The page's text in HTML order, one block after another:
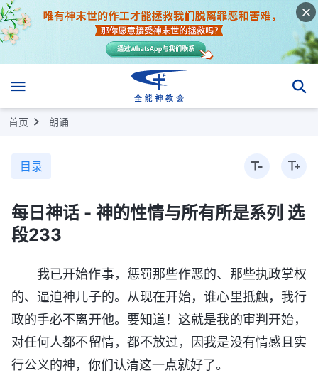
首页 朗诵
目录
每日神话 - 神的性情与所有所是系列 选
段233
我已开始作事，惩罚那些作恶的、那些执政掌权
的、逼迫神儿子的。从现在开始，谁心里抵触，我行
政的手必不离开他。要知道！这就是我的审判开始，
对任何人都不留情，都不放过，因我是没有情感且实
行公义的神，你们认清这一点就好了。